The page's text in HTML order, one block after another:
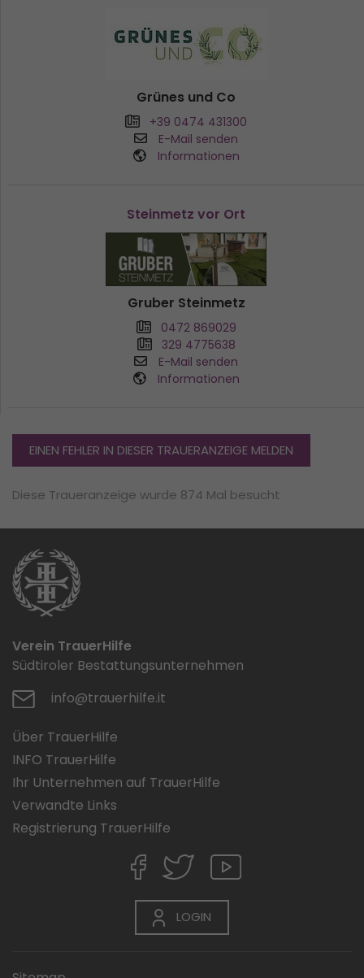
Grünes und Co
+39 0474 431300
E-Mail senden
Informationen
Steinmetz vor Ort
Gruber Steinmetz
0472 869029
329 4775638
E-Mail senden
Informationen
EINEN FEHLER IN DIESER TRAUERANZEIGE MELDEN
Diese Traueranzeige wurde 874 Mal besucht
Verein TrauerHilfe
Südtiroler Bestattungsunternehmen
info@trauerhilfe.it
Über TrauerHilfe
INFO TrauerHilfe
Ihr Unternehmen auf TrauerHilfe
Verwandte Links
Registrierung TrauerHilfe
LOGIN